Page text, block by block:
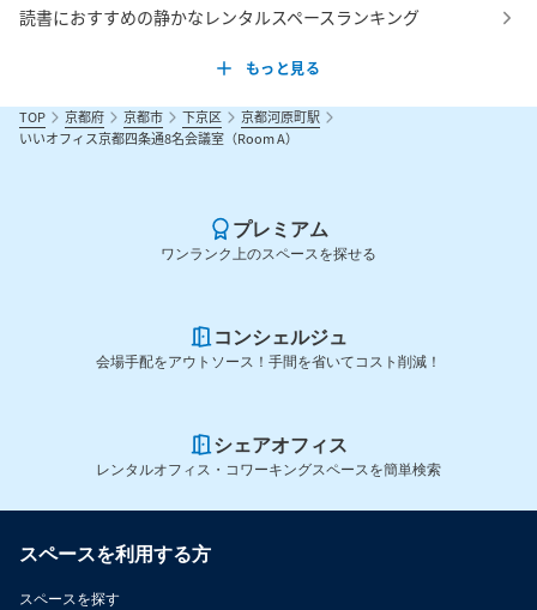
読書におすすめの静かなレンタルスペースランキング
もっと見る
TOP 京都府 京都市 下京区
京都河原町駅
いいオフィス京都四条通8名会議室（Room A）
プレミアム
ワンランク上のスペースを探せる
コンシェルジュ
会場手配をアウトソース！手間を省いてコスト削減！
シェアオフィス
レンタルオフィス・コワーキングスペースを簡単検索
スペースを利用する方
スペースを探す